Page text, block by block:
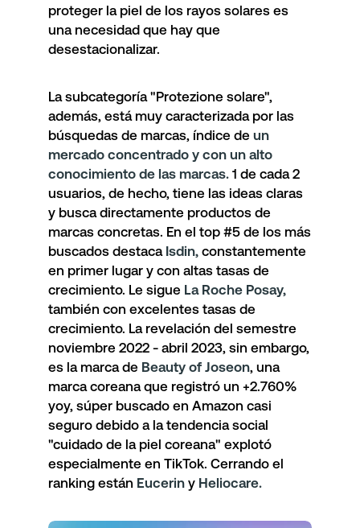
proteger la piel de los rayos solares es
una necesidad que hay que
desestacionalizar.
La subcategoría "Protezione solare",
además, está muy caracterizada por las
búsquedas de marcas, índice de un
mercado concentrado y con un alto
conocimiento de las marcas. 1 de cada 2
usuarios, de hecho, tiene las ideas claras
y busca directamente productos de
marcas concretas. En el top #5 de los más
buscados destaca Isdin, constantemente
en primer lugar y con altas tasas de
crecimiento. Le sigue La Roche Posay,
también con excelentes tasas de
crecimiento. La revelación del semestre
noviembre 2022 - abril 2023, sin embargo,
es la marca de Beauty of Joseon, una
marca coreana que registró un +2.760%
yoy, súper buscado en Amazon casi
seguro debido a la tendencia social
"cuidado de la piel coreana" explotó
especialmente en TikTok. Cerrando el
ranking están Eucerin y Heliocare.